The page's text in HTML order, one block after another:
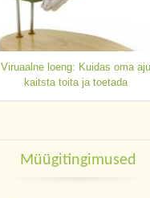
Viruaalne loeng: Kuidas oma aju
kaitsta toita ja toetada
Müügitingimused